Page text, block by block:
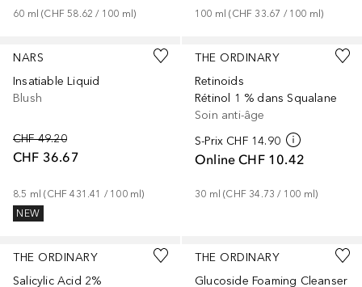
60 ml (CHF 58.62 / 100 ml) 100 ml (CHF 33.67 / 100 ml)
NARS
Insatiable Liquid
Blush
CHF 49.20
CHF 36.67
8.5 ml (CHF 431.41 / 100 ml)
NEW
+10
THE ORDINARY
Retinoids
Rétinol 1 % dans Squalane
Soin anti-âge
S-Prix CHF 14.90
Online CHF 10.42
30 ml (CHF 34.73 / 100 ml)
THE ORDINARY
Salicylic Acid 2%
THE ORDINARY
Glucoside Foaming Cleanser